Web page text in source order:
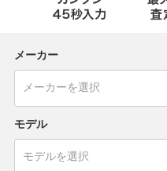
メーカー
モデル